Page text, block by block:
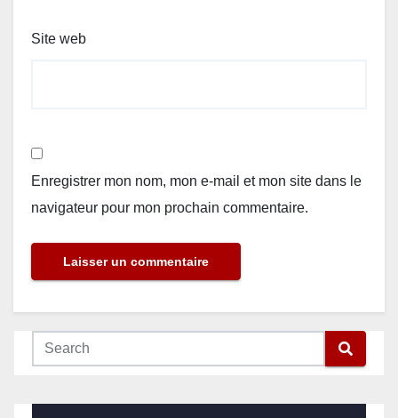
Site web
Enregistrer mon nom, mon e-mail et mon site dans le
navigateur pour mon prochain commentaire.